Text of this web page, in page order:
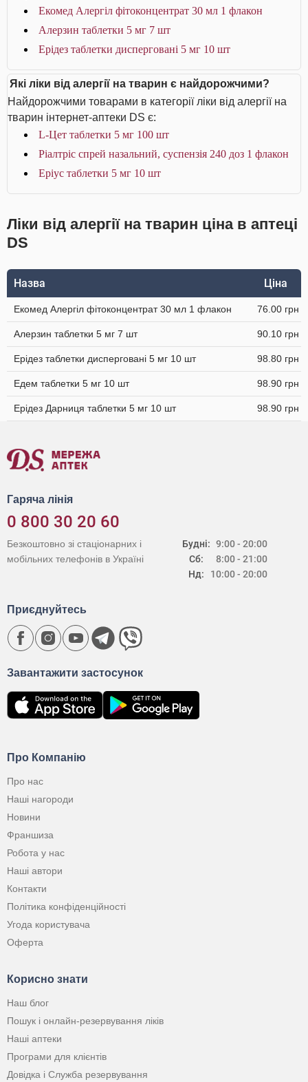
Екомед Алергіл фітоконцентрат 30 мл 1 флакон
Алерзин таблетки 5 мг 7 шт
Ерідез таблетки дисперговані 5 мг 10 шт
Які ліки від алергії на тварин є найдорожчими?
Найдорожчими товарами в категорії ліки від алергії на
тварин інтернет-аптеки DS є:
L-Цет таблетки 5 мг 100 шт
Ріалтріс спрей назальний, суспензія 240 доз 1 флакон
Еріус таблетки 5 мг 10 шт
Ліки від алергії на тварин ціна в аптеці
DS
Назва Ціна
Екомед Алергіл фітоконцентрат 30 мл 1 флакон 76.00 грн
Алерзин таблетки 5 мг 7 шт 90.10 грн
Ерідез таблетки дисперговані 5 мг 10 шт 98.80 грн
Едем таблетки 5 мг 10 шт 98.90 грн
Ерідез Дарниця таблетки 5 мг 10 шт 98.90 грн
Гаряча лінія
0 800 30 20 60
Будні:
Сб:
Нд:
9:00 - 20:00
8:00 - 21:00
10:00 - 20:00
Безкоштовно зі стаціонарних і
мобільних телефонів в Україні
Про Компанію
Про нас
Наші нагороди
Новини
Франшиза
Робота у нас
Наші автори
Контакти
Політика конфіденційності
Угода користувача
Оферта
Корисно знати
Наш блог
Пошук і онлайн-резервування ліків
Наші аптеки
Програми для клієнтів
Довідка і Служба резервування
Завантажити застосунок
Приєднуйтесь